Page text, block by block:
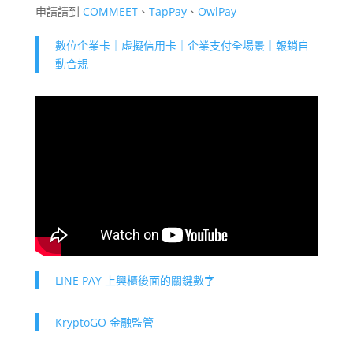
申請請到 COMMEET、 TapPay、 OwlPay
數位企業卡｜虛擬信用卡｜企業支付全場景｜報銷自
動合規
LINE PAY 上興櫃後面的關鍵數字
KryptoGO 金融監管